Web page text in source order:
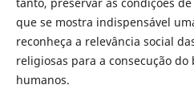
que se mostra indispensável
reconheça a relevância social
religiosas para a consecução do
humanos.